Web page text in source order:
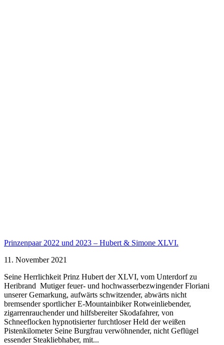
Prinzenpaar 2022 und 2023 – Hubert & Simone XLVI.
11. November 2021
Seine Herrlichkeit Prinz Hubert der XLVI, vom Unterdorf zu
Heribrand Mutiger feuer- und hochwasserbezwingender Floriani
unserer Gemarkung, aufwärts schwitzender, abwärts nicht
bremsender sportlicher E-Mountainbiker Rotweinliebender,
zigarrenrauchender und hilfsbereiter Skodafahrer, von
Schneeflocken hypnotisierter furchtloser Held der weißen
Pistenkilometer Seine Burgfrau verwöhnender, nicht Geflügel
essender Steakliebhaber, mit...